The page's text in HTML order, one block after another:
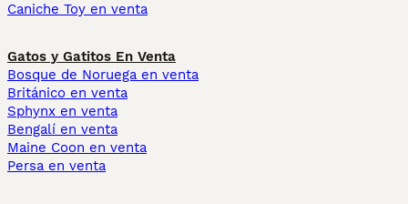
Caniche Toy en venta
Gatos y Gatitos En Venta
Bosque de Noruega en venta
Británico en venta
Sphynx en venta
Bengalí en venta
Maine Coon en venta
Persa en venta